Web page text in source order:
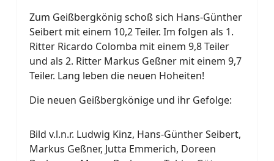
Zum Geißbergkönig schoß sich Hans-Günther
Seibert mit einem 10,2 Teiler. Im folgen als 1.
Ritter Ricardo Colomba mit einem 9,8 Teiler
und als 2. Ritter Markus Geßner mit einem 9,7
Teiler. Lang leben die neuen Hoheiten!
Die neuen Geißbergkönige und ihr Gefolge:
Bild v.l.n.r. Ludwig Kinz, Hans-Günther Seibert,
Markus Geßner, Jutta Emmerich, Doreen